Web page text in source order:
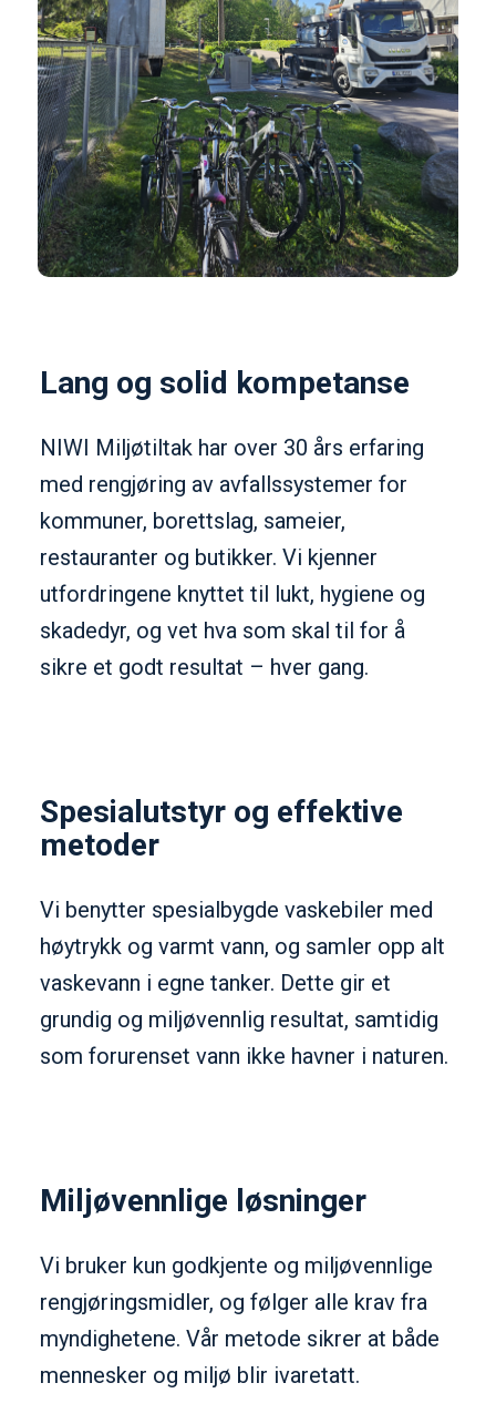
Lang og solid kompetanse
NIWI Miljøtiltak har over 30 års erfaring
med rengjøring av avfallssystemer for
kommuner, borettslag, sameier,
restauranter og butikker. Vi kjenner
utfordringene knyttet til lukt, hygiene og
skadedyr, og vet hva som skal til for å
sikre et godt resultat – hver gang.
Spesialutstyr og effektive
metoder
Vi benytter spesialbygde vaskebiler med
høytrykk og varmt vann, og samler opp alt
vaskevann i egne tanker. Dette gir et
grundig og miljøvennlig resultat, samtidig
som forurenset vann ikke havner i naturen.
Miljøvennlige løsninger
Vi bruker kun godkjente og miljøvennlige
rengjøringsmidler, og følger alle krav fra
myndighetene. Vår metode sikrer at både
mennesker og miljø blir ivaretatt.